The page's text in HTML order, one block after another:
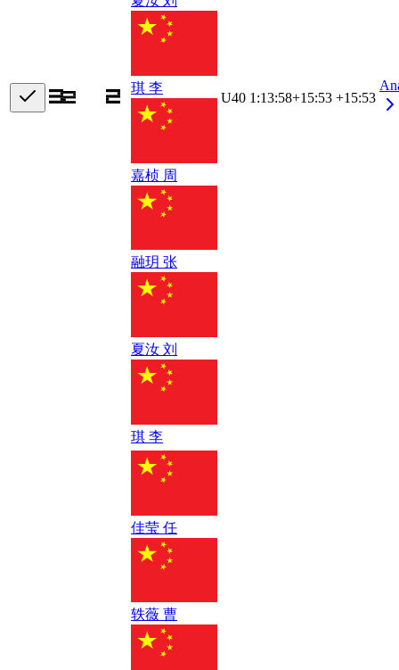
琪 李
嘉桢 周
融玥 张
夏汝 刘
琪 李
U40 1:13:58+15:53 +15:53
佳莹 任
轶薇 曹